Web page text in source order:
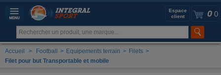
0 0
Espace
client
Accueil > Football > Equipements terrain > Filets >
Filet pour but Transportable et mobile